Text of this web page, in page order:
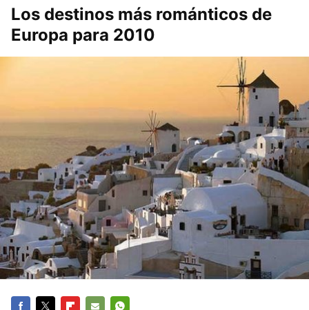
Los destinos más románticos de
Europa para 2010